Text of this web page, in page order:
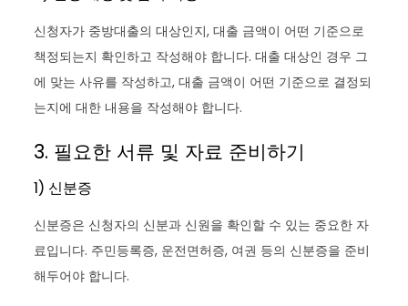
신청자가 중방대출의 대상인지, 대출 금액이 어떤 기준으로
책정되는지 확인하고 작성해야 합니다. 대출 대상인 경우 그
에 맞는 사유를 작성하고, 대출 금액이 어떤 기준으로 결정되
는지에 대한 내용을 작성해야 합니다.
3. 필요한 서류 및 자료 준비하기
1) 신분증
신분증은 신청자의 신분과 신원을 확인할 수 있는 중요한 자
료입니다. 주민등록증, 운전면허증, 여권 등의 신분증을 준비
해두어야 합니다.